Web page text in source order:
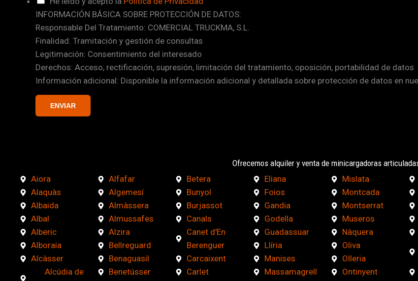
n
o
v
e
r
i
c
n
a
s
i
l
l
a
s
INFORMACIÓN BÁSICA SOBRE PROTECCIÓN DE DATOS:
Responsable Del Tratamiento: COMERCIAL TRUCKMA, S.L.
Finalidad: Tramitación y gestión de consultas
Legitimación: Consentimiento del interesado
Derechos: Acceso, rectificación, supresión, limitación del tratamiento, oposición, portabilidad de datos
Información adicional: Disponible la información adicional y detallada sobre protección de datos en
ENVIAR
Ofrecemos alquiler y venta de minicargadoras
Aiora
Alaquàs
Albaida
Albal
Alberic
Alboraia
Alcàsser
Alcúdia de
Alfafar
Algemesí
Almàssera
Almussafes
Alzira
Bellreguard
Benaguasil
Benetússer
Betera
Bunyol
Burjassot
Canals
Canet d'En
Berenguer
Carcaixent
Carlet
Eliana
Foios
Gandia
Godella
Guadassuar
Llíria
Manises
Massamagrell
Mislata
Montcada
Montserrat
Museros
Nàquera
Oliva
Olleria
Ontinyent